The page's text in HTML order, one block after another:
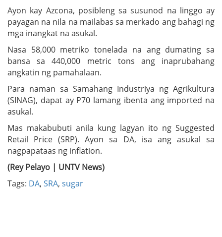
Ayon kay Azcona, posibleng sa susunod na linggo ay
payagan na nila na mailabas sa merkado ang bahagi ng
mga inangkat na asukal.
Nasa 58,000 metriko tonelada na ang dumating sa
bansa sa 440,000 metric tons ang inaprubahang
angkatin ng pamahalaan.
Para naman sa Samahang Industriya ng Agrikultura
(SINAG), dapat ay P70 lamang ibenta ang imported na
asukal.
Mas makabubuti anila kung lagyan ito ng Suggested
Retail Price (SRP). Ayon sa DA, isa ang asukal sa
nagpapataas ng inflation.
(Rey Pelayo | UNTV News)
Tags: DA, SRA, sugar